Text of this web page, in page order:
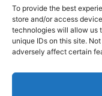
To provide the best
store and/or access
technologies will allow us
unique IDs on this site.
adversely affect certain
Podlech, il Cile
all’ergastolo
Era ubriaca…